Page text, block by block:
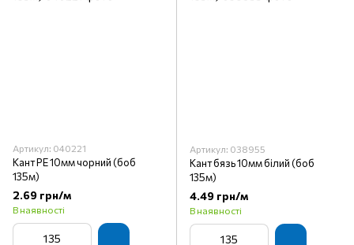
Артикул: 040221
Кант PE 10мм чорний (боб
135м)
2.69 грн/м
В наявності
Артикул: 038955
Кант бязь 10мм білий (боб
135м)
4.49 грн/м
В наявності